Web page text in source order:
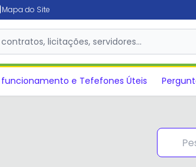
Mapa do Site
licitações, servidores…
funcionamento e Tefefones Úteis